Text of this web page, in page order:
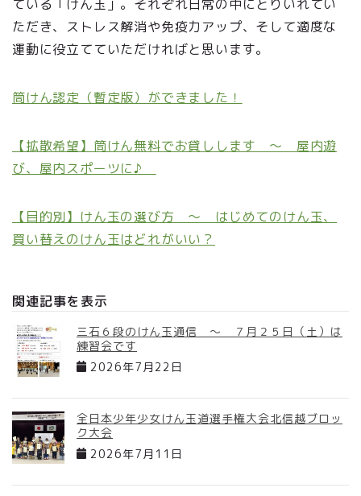
ている「けん玉」。それぞれ日常の中にとりいれてい
ただき、ストレス解消や免疫力アップ、そして適度な
運動に役立てていただければと思います。
筒けん認定（暫定版）ができました！
【拡散希望】筒けん無料でお貸しします ～ 屋内遊
び、屋内スポーツに♪
【目的別】けん玉の選び方 ～ はじめてのけん玉、
買い替えのけん玉はどれがいい？
関連記事を表示
三石６段のけん玉通信 ～ ７月２５日（土）は
練習会です
2026年7月22日
全日本少年少女けん玉道選手権大会北信越ブロッ
ク大会
2026年7月11日